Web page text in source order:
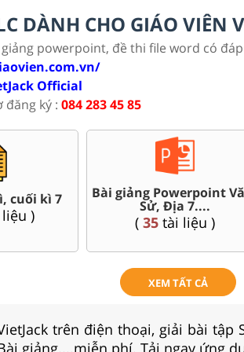
DÀNH CHO GIÁO VIÊN
powerpoint, đề thi file word có
Official
đăng ký : 084 283 45 85
cuối kì 7
)
Bài giảng Powerpoint
Sử, Địa 7....
( 35tài liệu )
XEM TẤT CẢ
trên điện thoại, giải bài tập
giảng....miễn phí. Tải ngay ứng